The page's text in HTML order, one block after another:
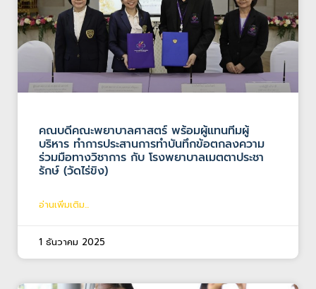
คณบดีคณะพยาบาลศาสตร์ พร้อมผู้แทนทีมผู้
บริหาร ทำการประสานการทำบันทึกข้อตกลงความ
ร่วมมือทางวิชาการ กับ โรงพยาบาลเมตตาประชา
รักษ์ (วัดไร่ขิง)
อ่านเพิ่มเติม...
1 ธันวาคม 2025